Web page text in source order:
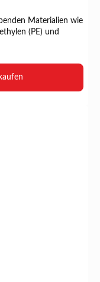
Materialien wie
(PE) und